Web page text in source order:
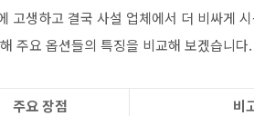
고생하고 결국 사설 업체에서 더 비싸게
주요 옵션들의 특징을 비교해 보겠습니다.
주요 장점
비